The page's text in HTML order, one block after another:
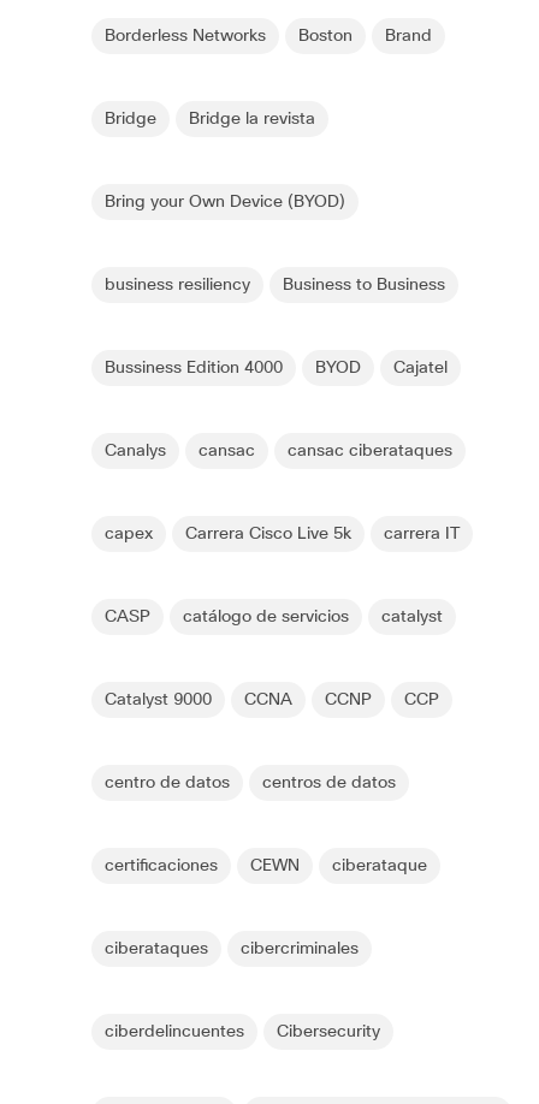
Borderless Networks Boston Brand
Bridge Bridge la revista
Bring your Own Device (BYOD)
business resiliency Business to Business
Bussiness Edition 4000 BYOD Cajatel
Canalys cansac cansac ciberataques
capex Carrera Cisco Live 5k carrera IT
CASP catálogo de servicios catalyst
Catalyst 9000 CCNA CCNP CCP
centro de datos centros de datos
certificaciones CEWN ciberataque
ciberataques cibercriminales
ciberdelincuentes Cibersecurity